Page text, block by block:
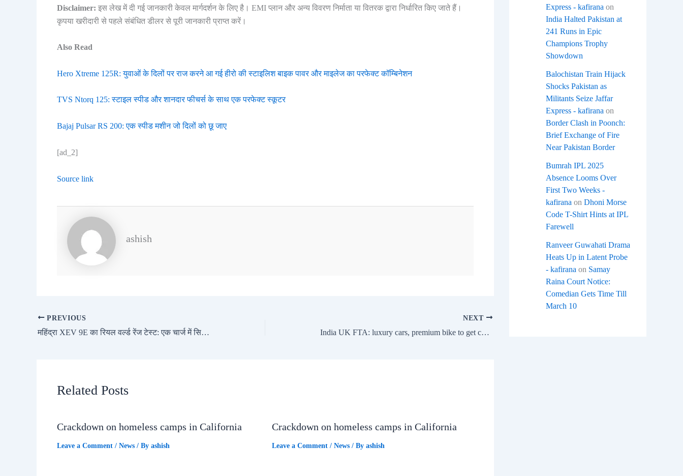
Disclaimer: इस लेख में दी गई जानकारी केवल मार्गदर्शन के लिए है। EMI प्लान और अन्य विवरण निर्माता या वितरक द्वारा निर्धारित किए जाते हैं।
कृपया खरीदारी से पहले संबंधित डीलर से पूरी जानकारी प्राप्त करें।
Also Read
Hero Xtreme 125R: युवाओं के दिलों पर राज करने आ गई हीरो की स्टाइलिश बाइक पावर और माइलेज का परफेक्ट कॉम्बिनेशन
TVS Ntorq 125: स्टाइल स्पीड और शानदार फीचर्स के साथ एक परफेक्ट स्कूटर
Bajaj Pulsar RS 200: एक स्पीड मशीन जो दिलों को छू जाए
[ad_2]
Source link
ashish
PREVIOUS
महिंद्रा XEV 9E का रियल वर्ल्ड रेंज टेस्ट: एक चार्ज में सिर्फ़ 441 KM, 1% बैटरी पर पहुंची चार्जिंग स्टेशन
NEXT
India UK FTA: luxury cars, premium bike to get cheaper
Related Posts
Crackdown on homeless camps in California
Leave a Comment / News / By ashish
Crackdown on homeless camps in California
Leave a Comment / News/ By ashish
Express - kafirana on
India Halted Pakistan at
241 Runs in Epic
Champions Trophy
Showdown
Balochistan Train Hijack
Shocks Pakistan as
Militants Seize Jaffar
Express - kafirana on
Border Clash in Poonch:
Brief Exchange of Fire
Near Pakistan Border
Bumrah IPL 2025
Absence Looms Over
First Two Weeks -
kafirana on Dhoni Morse
Code T-Shirt Hints at IPL
Farewell
Ranveer Guwahati Drama
Heats Up in Latent Probe
- kafirana on Samay
Raina Court Notice:
Comedian Gets Time Till
March 10